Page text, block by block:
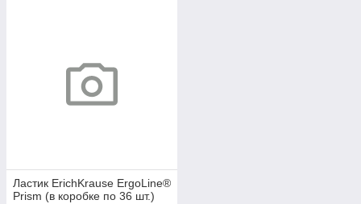
Ластик ErichKrause ErgoLine®
Prism (в коробке по 36 шт.)